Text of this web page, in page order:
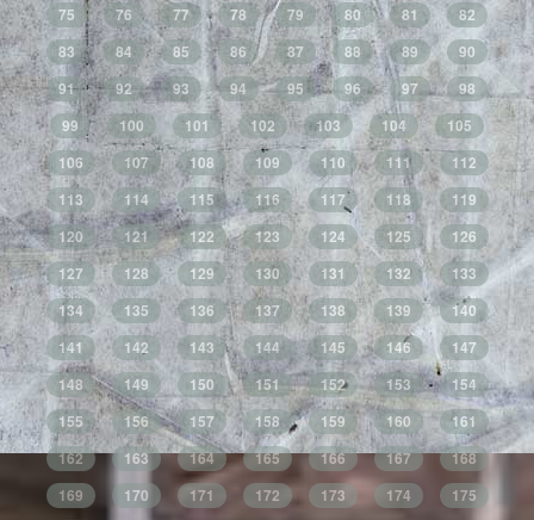
75
76 77 78 79 80 81
82
83
84 85 86 87 88 89
90
91
92 93 94 95 96 97
98
99
100 101 102 103 104
105
106
107 108 109 110 111
112
113
114 115 116 117 118
119
120
121 122 123 124 125
126
127
128 129 130 131 132
133
134
135 136 137 138 139
140
141
142 143 144 145 146
147
148
149 150 151 152 153
154
155
156 157 158 159 160
161
162
163 164 165 166 167
168
169
170 171 172 173 174
175